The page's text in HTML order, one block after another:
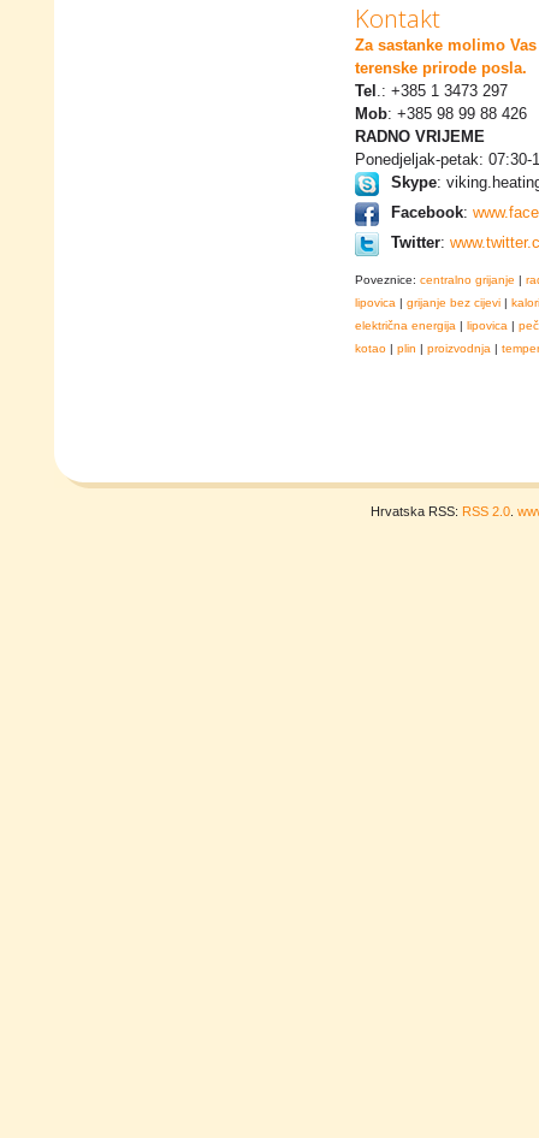
Kontakt
Za sastanke molimo
terenske prirode posla.
Tel .: +385 1 3473 297
Mob: +385 98 99 88 426
RADNO VRIJEME
Ponedjeljak-petak: 07:30-
Skype:
Facebook:
Twitter:
Poveznice: centralno grijanje |
lipovica | grijanje bez cijevi |
električna energija | lipovica |
kotao | plin | proizvodnja |
Hrvatska RSS: RSS 2.0.